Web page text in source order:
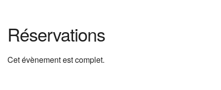
Réservations
Cet évènement est complet.